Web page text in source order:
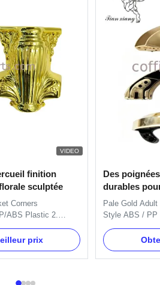
VIDEO
finition
sculptée
Corners​
ABS Plastic 2.
then in carton.
5. ISO certificate
Casket Corners
prix
Des
durables
Pale Gold
Style ABS / PP
Specification
material is PP
Material Plastic